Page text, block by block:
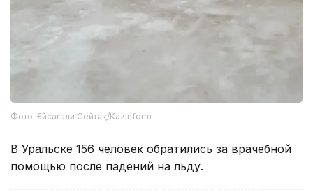
Фото: Ғайсағали Сейтақ/Kazinform
В Уральске 156 человек обратились за врачебной
помощью после падений на льду.